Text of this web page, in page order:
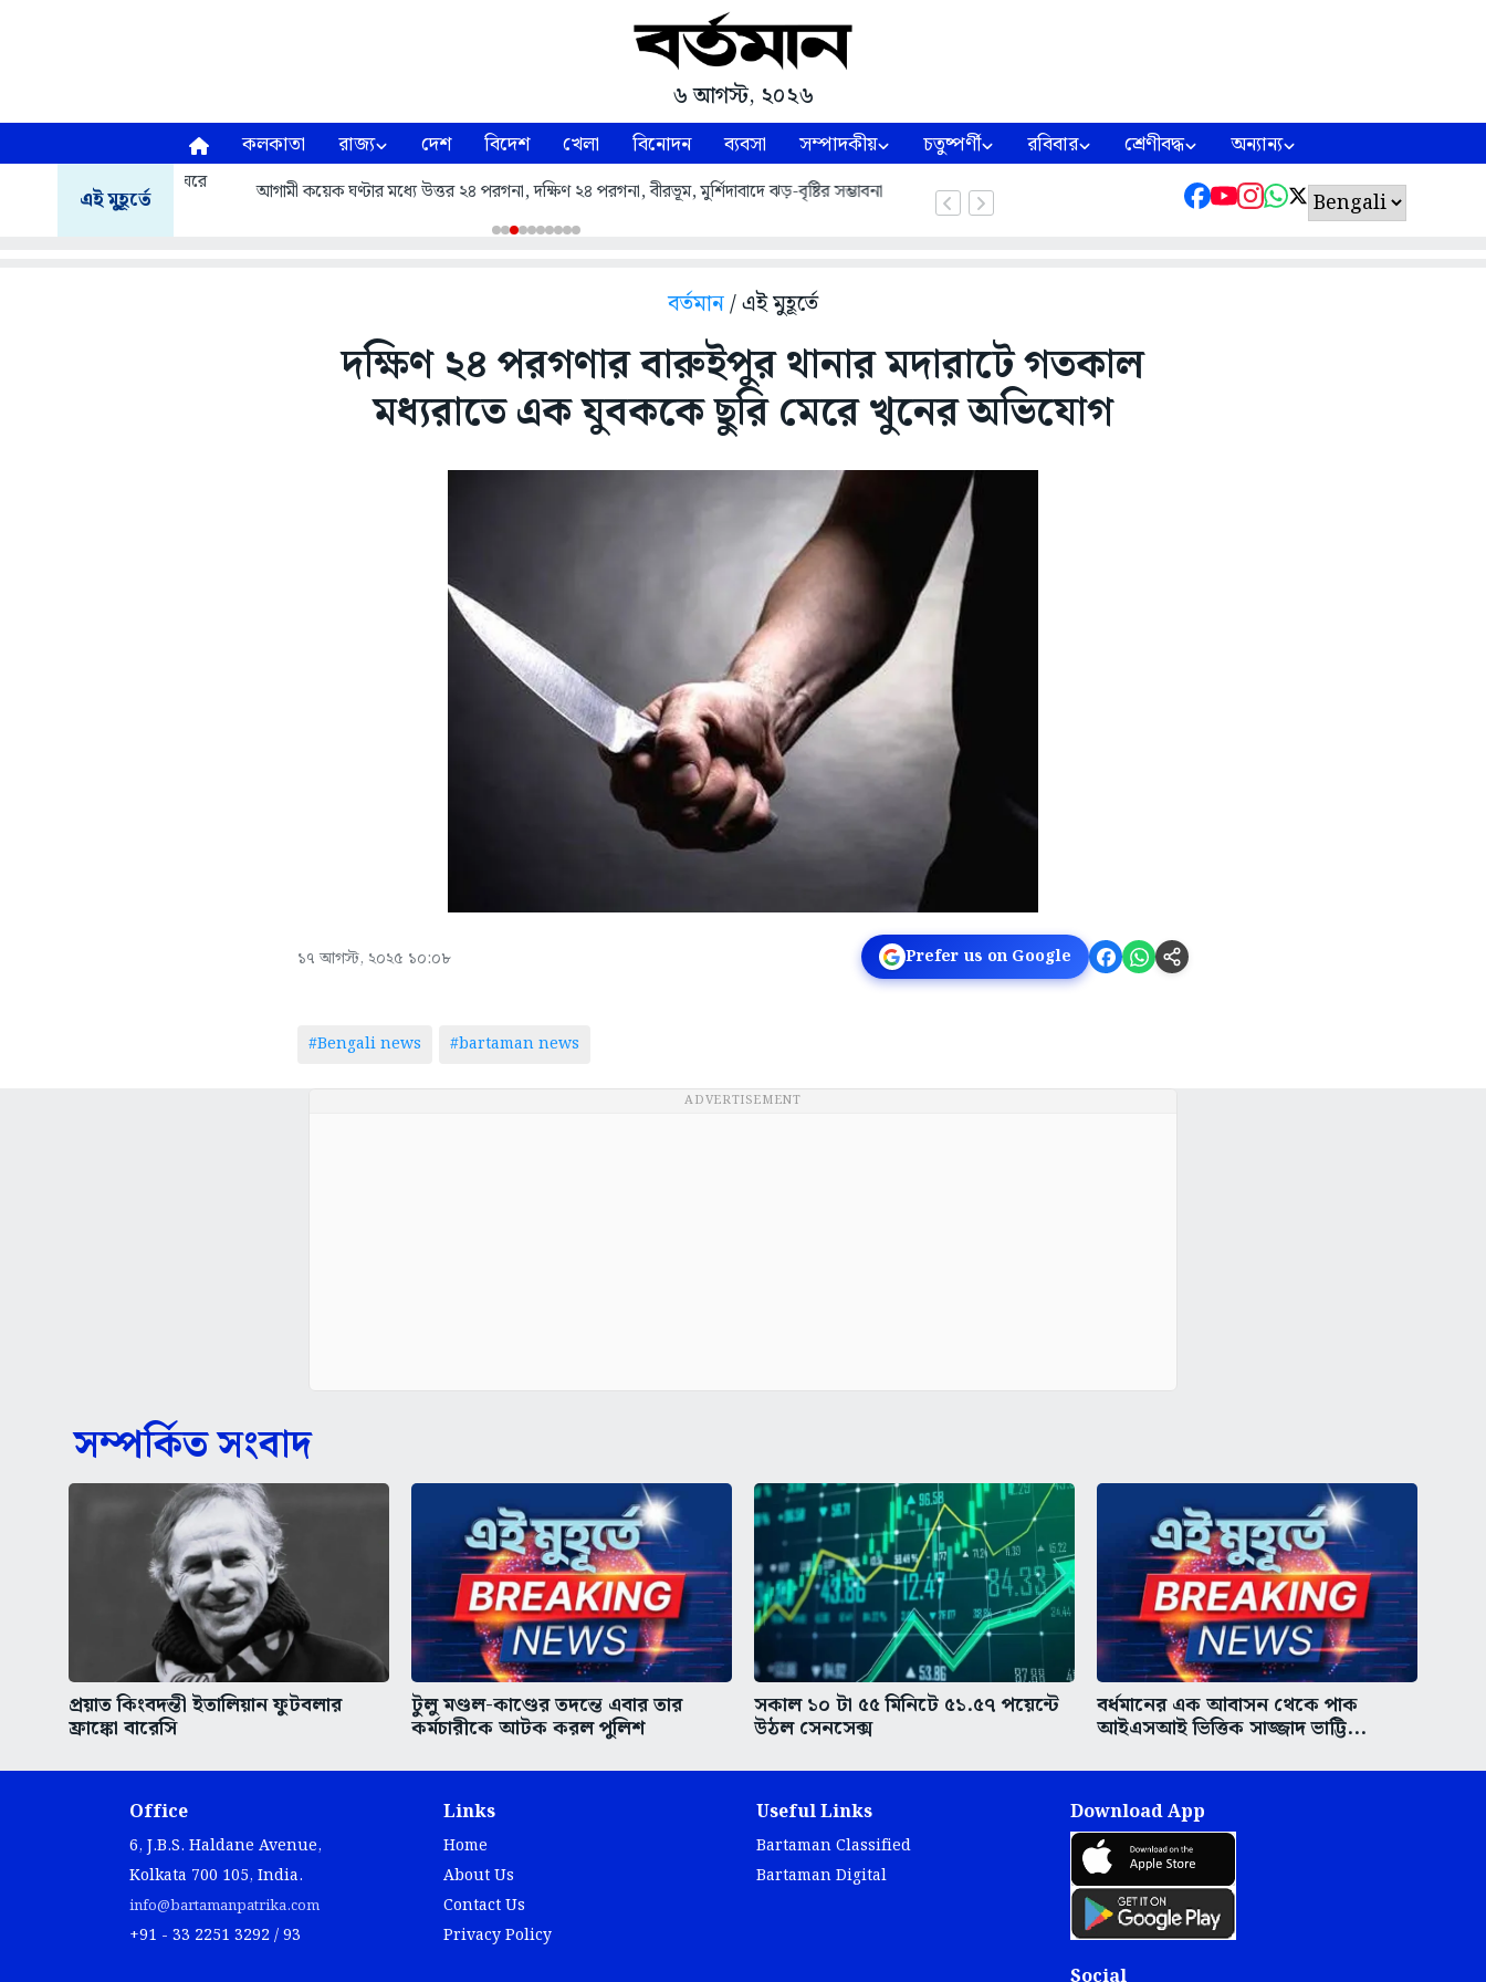
৬ আগস্ট, ২০২৬
কলকাতা রাজ্য দেশ বিদেশ খেলা বিনোদন ব্যবসা সম্পাদকীয় চতুষ্পর্ণী রবিবার শ্রেণীবদ্ধ অন্যান্য
এই মুহূর্তে আগামী কয়েক ঘণ্টার মধ্যে উত্তর ২৪ পরগনা, দক্ষিণ ২৪ পরগনা, বীরভূম, মুর্শিদাবাদে ঝড়-বৃষ্টির সম্ভাবনা
বর্তমান/ এই মুহূর্তে
দক্ষিণ ২৪ পরগণার বারুইপুর থানার মদারাটে গতকাল
মধ্যরাতে এক যুবককে ছুরি মেরে খুনের অভিযোগ
১৭ আগস্ট, ২০২৫ ১০:০৮ Prefer us on Google
#Bengali news #bartaman news
ADVERTISEMENT
সম্পর্কিত সংবাদ
প্রয়াত কিংবদন্তী ইতালিয়ান ফুটবলার
ফ্রাঙ্কো বারেসি
টুলু মণ্ডল-কাণ্ডের তদন্তে এবার তার
কর্মচারীকে আটক করল পুলিশ
সকাল ১০ টা ৫৫ মিনিটে ৫১.৫৭ পয়েন্টে
উঠল সেনসেক্স
বর্ধমানের এক আবাসন থেকে পাক
আইএসআই ভিত্তিক সাজ্জাদ ভাট্টি...
Office
6, J.B.S. Haldane Avenue,
Kolkata 700 105, India.
info@bartamanpatrika.com
+91 - 33 2251 3292 / 93
Links
Home
About Us
Contact Us
Privacy Policy
Useful Links
Bartaman Classified
Bartaman Digital
Download App